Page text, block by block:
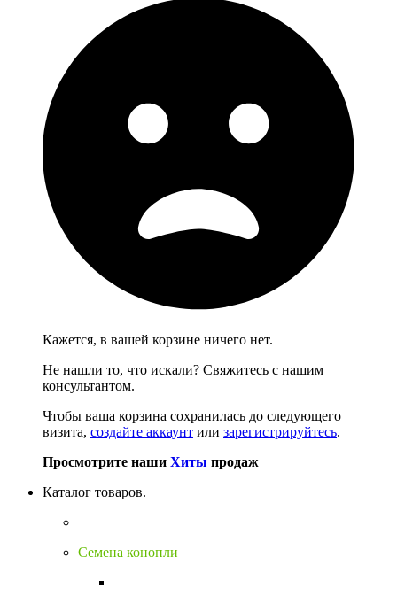
Кажется, в вашей корзине ничего нет.
Не нашли то, что искали? Свяжитесь с нашим
консультантом.
Чтобы ваша корзина сохранилась до следующего
визита, создайте аккаунт или зарегистрируйтесь.
Просмотрите наши Хиты продаж
Каталог товаров.
Семена конопли